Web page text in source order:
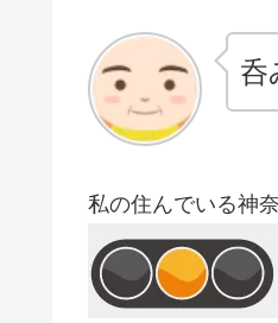
呑
私の住んでいる神